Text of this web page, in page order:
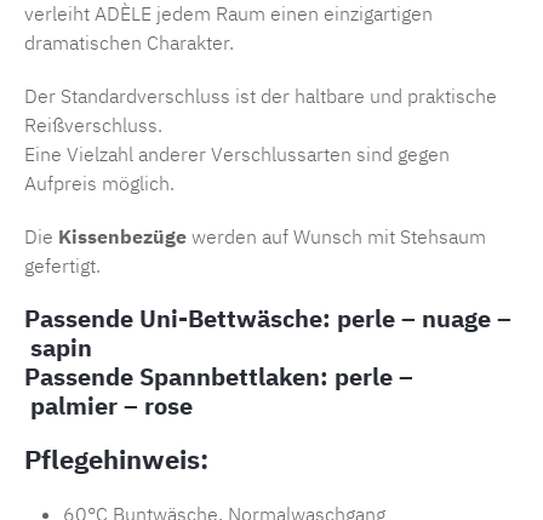
verleiht ADÈLE jedem Raum einen einzigartigen
dramatischen Charakter.
Der Standardverschluss ist der haltbare und praktische
Reißverschluss.
Eine Vielzahl anderer Verschlussarten sind gegen
Aufpreis möglich.
Die Kissenbezüge werden auf Wunsch mit Stehsaum
gefertigt.
Passende Uni-Bettwäsche: perle– nuage–
sapin
Passende Spannbettlaken: perle–
palmier– rose
Pflegehinweis:
60°C Buntwäsche, Normalwaschgang